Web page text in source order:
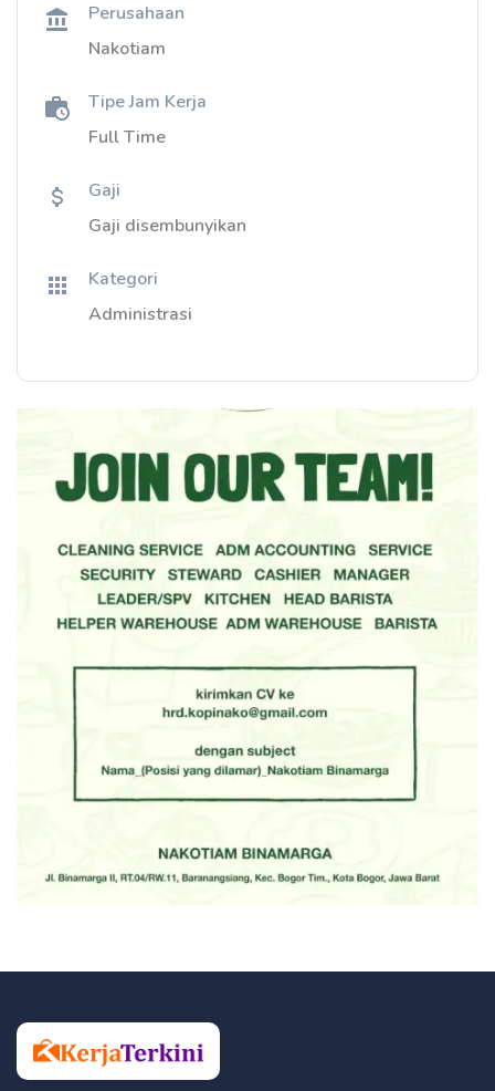
Perusahaan
Nakotiam
Tipe Jam Kerja
Full Time
Gaji
Gaji disembunyikan
Kategori
Administrasi